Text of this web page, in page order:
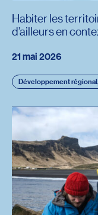
21 mai 2026
Développement
Habiter les
d’ailleurs en